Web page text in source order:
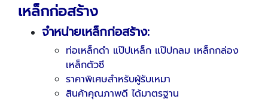
เหล็กก่อสร้าง
จำหน่ายเหล็กก่อสร้าง:
ท่อเหล็กดำ แป๊ปเหล็ก แป๊ปกลม เหล็กกล่อง
เหล็กตัวซี
ราคาพิเศษสำหรับผู้รับเหมา
สินค้าคุณภาพดี ได้มาตรฐาน